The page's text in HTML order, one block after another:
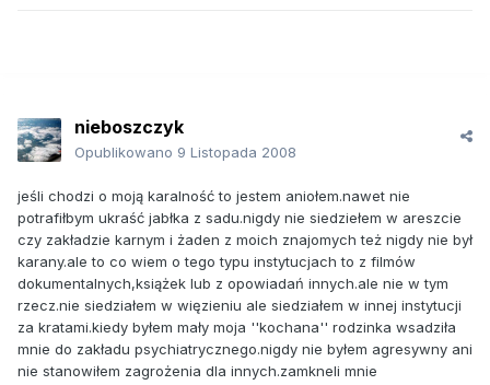
nieboszczyk
Opublikowano 9 Listopada 2008
jeśli chodzi o moją karalność to jestem aniołem.nawet nie
potrafiłbym ukraść jabłka z sadu.nigdy nie siedziełem w areszcie
czy zakładzie karnym i żaden z moich znajomych też nigdy nie był
karany.ale to co wiem o tego typu instytucjach to z filmów
dokumentalnych,książek lub z opowiadań innych.ale nie w tym
rzecz.nie siedziałem w więzieniu ale siedziałem w innej instytucji
za kratami.kiedy byłem mały moja ''kochana'' rodzinka wsadziła
mnie do zakładu psychiatrycznego.nigdy nie byłem agresywny ani
nie stanowiłem zagrożenia dla innych.zamkneli mnie